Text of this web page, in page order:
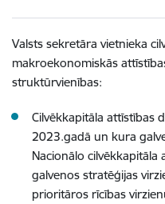
Valsts sekretāra vietnieka
makroekonomiskās
struktūrvienības:
Cilvēkkapitāla attīstības
2023.gadā un kura
Nacionālo
galvenos stratēģijas
prioritāros rīcības